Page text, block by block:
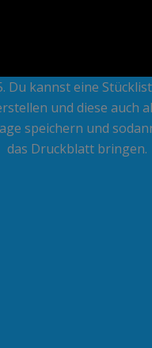
Du kannst eine
und diese auch
speichern und
das Druckblatt bringen.